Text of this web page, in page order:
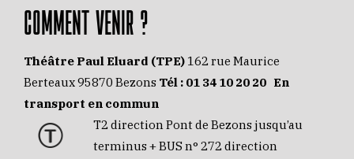
COMMENT VENIR ?
Théâtre Paul Eluard (TPE) 162 rue Maurice
Berteaux 95870 Bezons Tél : 01 34 10 20 20 En
transport en commun
T2 direction Pont de Bezons jusqu’au
terminus + BUS n° 272 direction